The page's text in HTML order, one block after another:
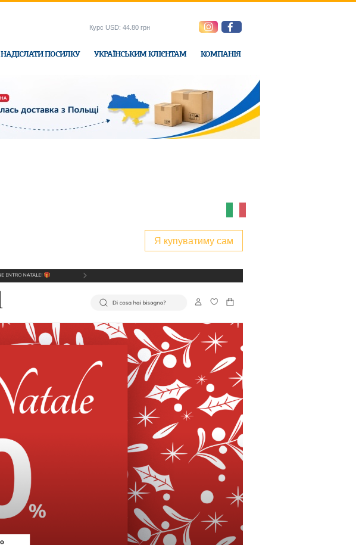
НАДІСЛАТИ ПОСИЛКУ УКРАЇНСЬКИМ КЛІЄНТАМ КОМПАНІЯ
Курс USD: 44.80 грн
в офісі Ukraine-Express
Я купуватиму сам